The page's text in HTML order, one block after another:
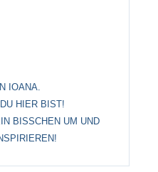
IOANA.
HIER BIST!
BISSCHEN UM UND